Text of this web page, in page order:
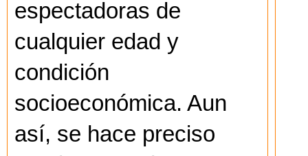
espectadoras de
cualquier edad y
condición
socioeconómica. Aun
así, se hace preciso